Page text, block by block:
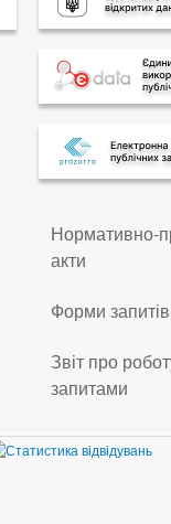
Нормативно-
акти
Форми запитів
Звіт про
запитами